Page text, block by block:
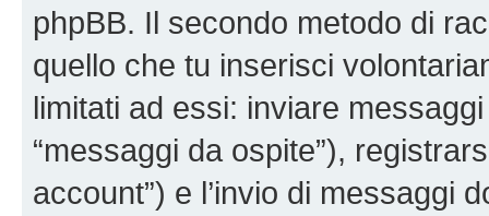
phpBB. Il secondo metodo di
quello che tu inserisci
limitati ad essi: inviare
“messaggi da ospite”),
account”) e l’invio di messaggi